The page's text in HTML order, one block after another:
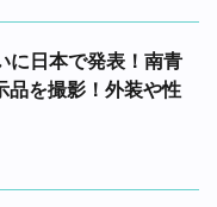
に日本で発表！南青
品を撮影！外装や性